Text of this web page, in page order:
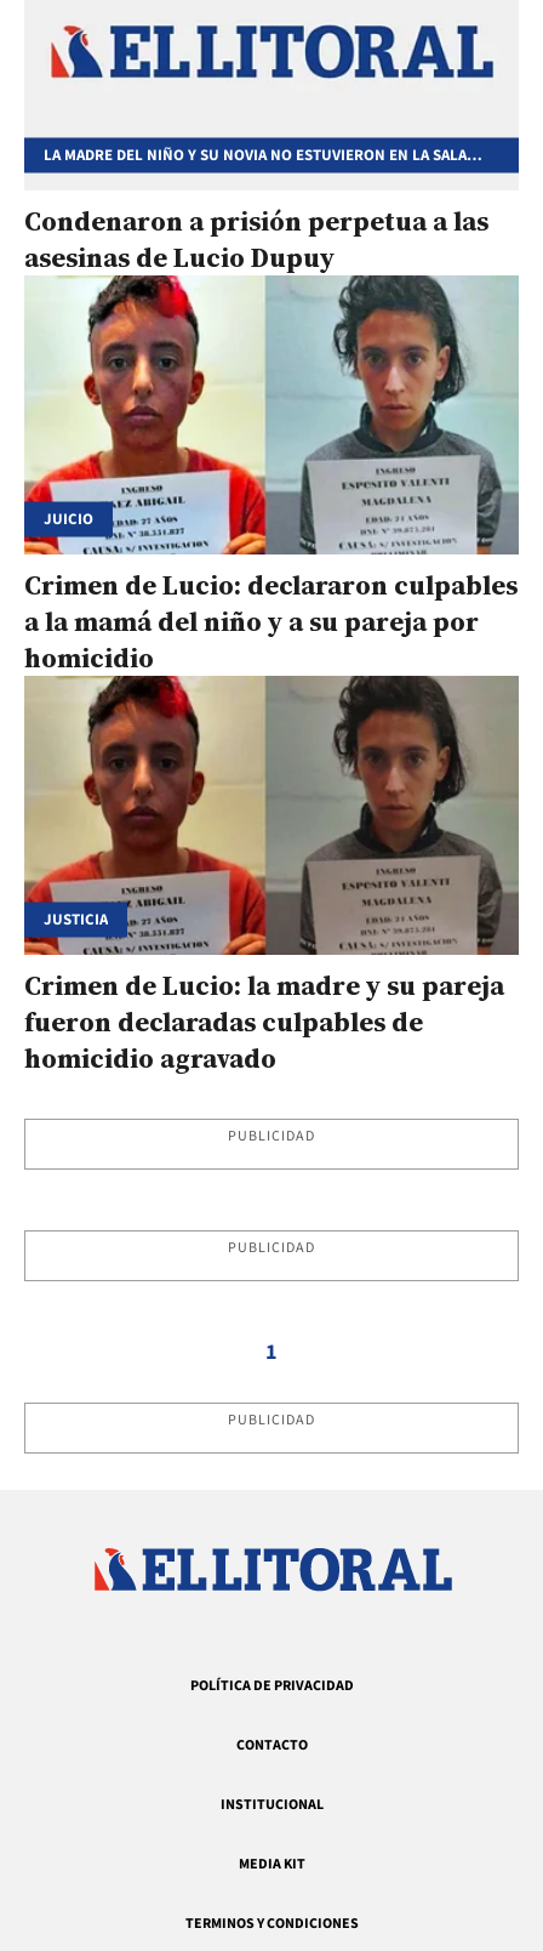
LA MADRE DEL NIÑO Y SU NOVIA NO ESTUVIERON EN LA SALA
PARA ESCUCHAR LA SENTENCIA EN SU CONTRA
Condenaron a prisión perpetua a las
asesinas de Lucio Dupuy
JUICIO
Crimen de Lucio: declararon culpables
a la mamá del niño y a su pareja por
homicidio
JUSTICIA
Crimen de Lucio: la madre y su pareja
fueron declaradas culpables de
homicidio agravado
PUBLICIDAD
PUBLICIDAD
1
PUBLICIDAD
POLÍTICA DE PRIVACIDAD
CONTACTO
INSTITUCIONAL
MEDIA KIT
TERMINOS Y CONDICIONES